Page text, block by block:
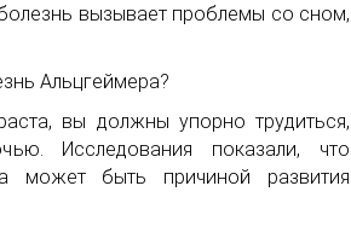
вызывает проблемы со сном,
вы должны упорно трудиться,
Исследования показали, что
может быть причиной развития